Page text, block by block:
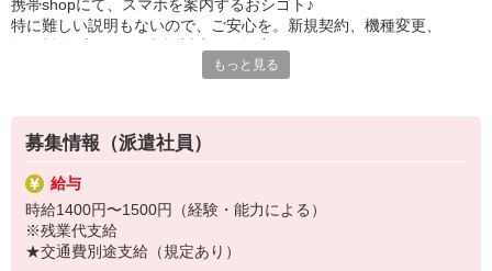
みなさんから働きやすいと好評です♪
最新アプリ事情やお得なプラン、
スマホの裏ワザを学べるチャンス♪
￣￣￣￣￣￣￣￣￣￣￣
▼オフィスワーク
事務、経理、データ入力、コールセンター、受付
▼工場・製造・軽作業系
機械/食品製造・梱包・仕分け・加工・組立・検査
▼美容系
眉毛サロンのアイブロウ・ネイリスト・エステ
▼営業・販売
携帯shopにて、スマホを案内するおシゴト♪
特に難しい説明もないので、ご安心を。新規契約、機種変更、
満足度◎
■携帯やインターネット販売業務
docomo(ドコモ)/au(エーユー)・KDDI/softbank(ソフトバンク)など
の大手キャリアから
ワイモバイル(Y!mobille)、楽天モバイル、UQなど格安スマホまで幅
広く紹介可能♪
もっと見る
募集情報（派遣社員）
給与
時給1400円〜1500円（経験・能力による）
※残業代支給
★交通費別途支給（規定あり）